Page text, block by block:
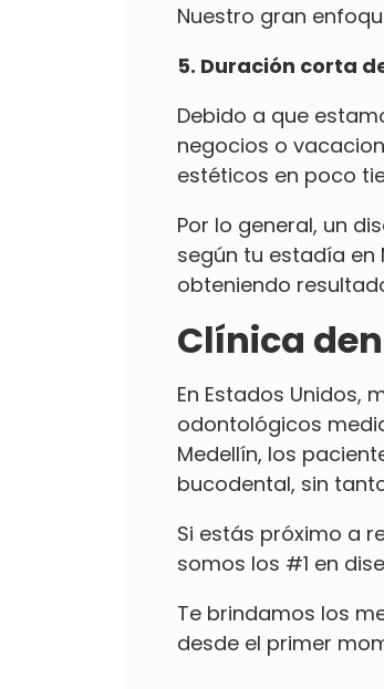
Nuestro gran
5. Duración corta
Debido a que
negocios o
estéticos en poco
Por lo general, un
según tu estadía en
obteniendo
Clínica
En Estados Unidos,
odontológicos
Medellín, los
bucodental, sin
Si estás próximo a
somos los #1 en
Te brindamos los
desde el primer